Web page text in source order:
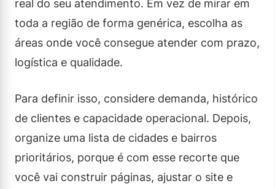
real do seu atendimento. Em vez de mirar em
toda a região de forma genérica, escolha as
áreas onde você consegue atender com prazo,
logística e qualidade.
Para definir isso, considere demanda, histórico
de clientes e capacidade operacional. Depois,
organize uma lista de cidades e bairros
prioritários, porque é com esse recorte que
você vai construir páginas, ajustar o site e